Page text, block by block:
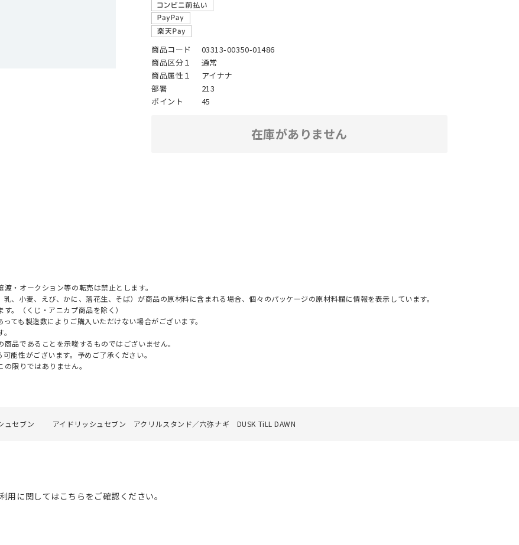
商品コード
03313-00350-01486
商品区分１
通常
商品属性１
アイナナ
部署
213
ポイント
45
在庫がありません
・オークション等の転売は禁止とします。
、小麦、えび、かに、落花生、そば）が商品の原材料に含まれる場合、個々のパッケージの原材料欄に情報を表示しています。
。（くじ・アニカプ商品を除く）
ても製造数によりご購入いただけない場合がございます。
品であることを示唆するものではございません。
能性がございます。予めご了承ください。
限りではありません。
ュセブン アイドリッシュセブン アクリルスタンド／六弥ナギ DUSK TiLL DAWN
に関してはこちらをご確認ください。